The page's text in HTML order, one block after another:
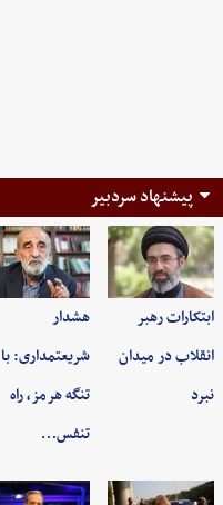
پیشنهاد سردبیر
ابتکارات رهبر
انقلاب در میدان
نبرد
هشدار
شریعتمداری: با
تنگه هرمز، راه
تنفس…